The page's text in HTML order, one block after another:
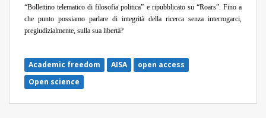
“Bollettino telematico di filosofia politica” e ripubblicato su “Roars”. Fino a
che punto possiamo parlare di integrità della ricerca senza interrogarci,
pregiudizialmente, sulla sua libertà?
Academic freedom AISA
open access
Open science